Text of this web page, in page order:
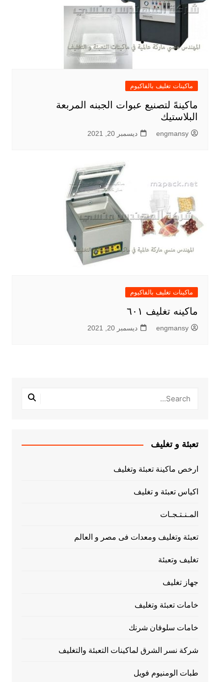
ماكينات تغليف بالفاكيوم
ماكينهً لتصنيع عبوات الجبنه المربعة
البلاستيك
engmansy ديسمبر 20, 2021
ماكينات تغليف بالفاكيوم
ماكينه تغليف ٦٠١
engmansy ديسمبر 20, 2021
تعبئة و تغليف
ارخص ماكينة تعبئة وتغليف
اكياس تعبئة و تغليف
المـنـتـجـات
تعبئة وتغليف ومعدات فى مصر و العالم
تغليف وتعبئة
جهاز تغليف
خامات تعبئة وتغليف
خامات سلوفان شرنك
شركة نسر الشرق لماكينات التعبئة والتغليف
طبات الومنيوم فويل